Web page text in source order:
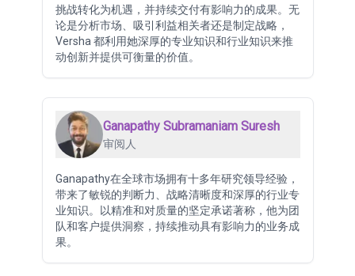
挑战转化为机遇，并持续交付有影响力的成果。无
论是分析市场、吸引利益相关者还是制定战略，
Versha 都利用她深厚的专业知识和行业知识来推
动创新并提供可衡量的价值。
Ganapathy Subramaniam Suresh
审阅人
Ganapathy在全球市场拥有十多年研究领导经验，
带来了敏锐的判断力、战略清晰度和深厚的行业专
业知识。以精准和对质量的坚定承诺著称，他为团
队和客户提供洞察，持续推动具有影响力的业务成
果。